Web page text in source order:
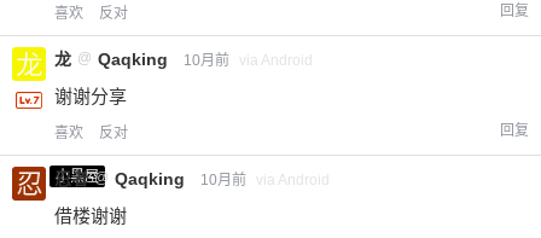
喜欢 反对 回复
龙 @ Qaqking 10月前 via Android
谢谢分享
喜欢 反对 回复
小黑屋
忍者 @ Qaqking 10月前 via Android
借楼谢谢